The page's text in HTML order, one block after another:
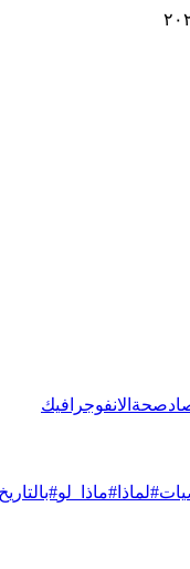
صحةالانفوجرافيك
#لماذا #ماذا_لو#بالتاريخ